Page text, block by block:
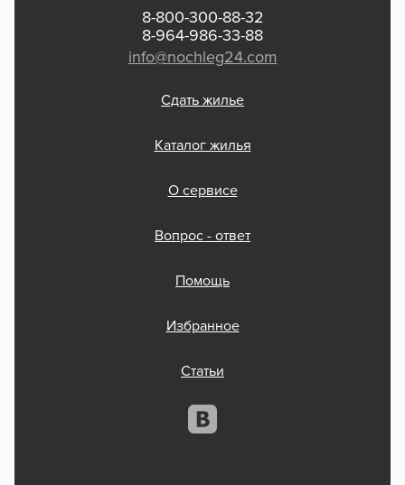
8-800-300-88-32
8-964-986-33-88
info@nochleg24.com
Сдать жилье
Каталог жилья
О сервисе
Вопрос - ответ
Помощь
Избранное
Статьи